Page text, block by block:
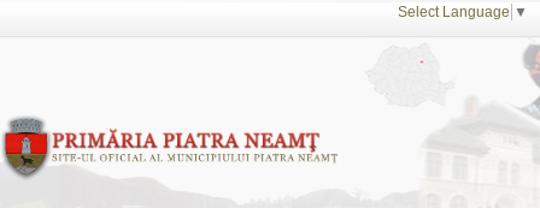
Select Language ▼